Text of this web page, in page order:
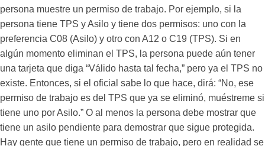
persona muestre un permiso de trabajo. Por ejemplo, si la
persona tiene TPS y Asilo y tiene dos permisos: uno con la
preferencia C08 (Asilo) y otro con A12 o C19 (TPS). Si en
algún momento eliminan el TPS, la persona puede aún tener
una tarjeta que diga “Válido hasta tal fecha,” pero ya el TPS no
existe. Entonces, si el oficial sabe lo que hace, dirá: “No, ese
permiso de trabajo es del TPS que ya se eliminó, muéstreme si
tiene uno por Asilo.” O al menos la persona debe mostrar que
tiene un asilo pendiente para demostrar que sigue protegida.
Hay gente que tiene un permiso de trabajo, pero en realidad se